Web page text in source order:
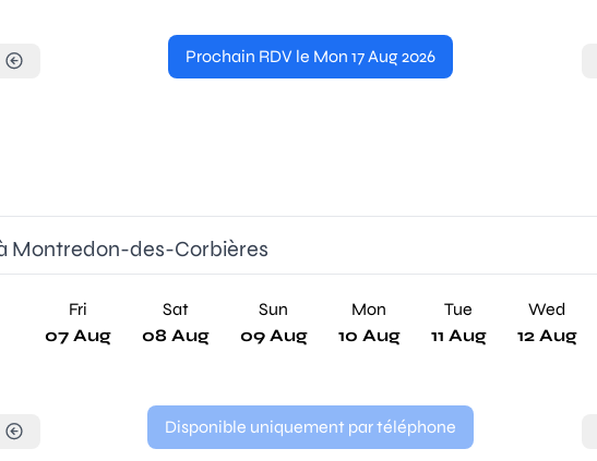
Prochain RDV le Mon 17 Aug 2026
Montredon-des-Corbières
Fri
07 Aug
Sat
08 Aug
Sun
09 Aug
Mon
10 Aug
Tue
11 Aug
Wed
12 Aug
Disponible uniquement par téléphone